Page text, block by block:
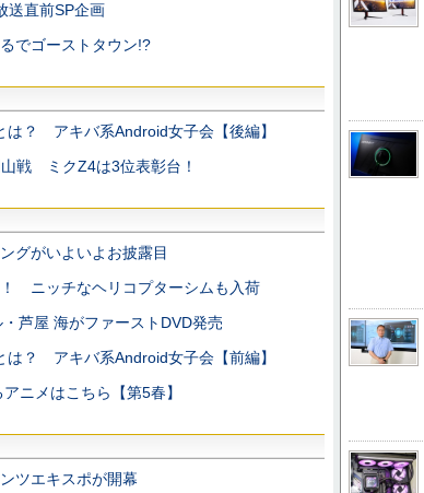
送直前SP企画
でゴーストタウン!?
は？ アキバ系Android女子会【後編】
戦 ミクZ4は3位表彰台！
グがいよいよお披露目
ニッチなヘリコプターシムも入荷
芦屋 海がファーストDVD発売
は？ アキバ系Android女子会【前編】
ニメはこちら【第5春】
ツエキスポが開幕